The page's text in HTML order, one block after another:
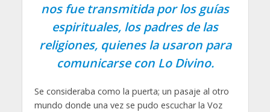
nos fue transmitida por los guías
espirituales, los padres de las
religiones, quienes la usaron para
comunicarse con Lo Divino.
Se consideraba como la puerta; un pasaje al otro
mundo donde una vez se pudo escuchar la Voz